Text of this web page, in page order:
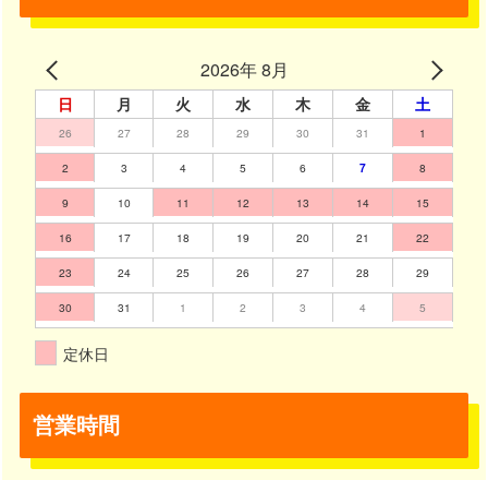
2026年 8月
日 月 火 水 木 金 土
26 27 28 29 30 31 1
2 3 4 5 6 7 8
9 10 11 12 13 14 15
16 17 18 19 20 21 22
23 24 25 26 27 28 29
30 31 1 2 3 4 5
定休日
営業時間